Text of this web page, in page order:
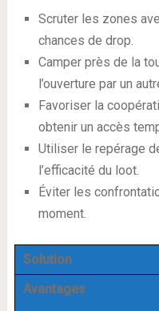
Scruter les zones
chances de drop.
Camper près de la
l’ouverture par un
Favoriser la
obtenir un accès
Utiliser le repérage
l’efficacité du loot.
Éviter les
moment.
Solution
Avantages